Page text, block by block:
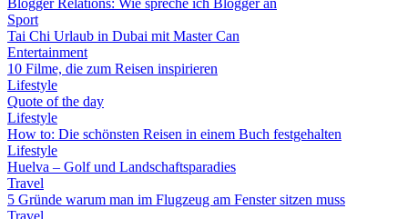
Blogger Relations: Wie spreche ich Blogger an
Sport
Tai Chi Urlaub in Dubai mit Master Can
Entertainment
10 Filme, die zum Reisen inspirieren
Lifestyle
Quote of the day
Lifestyle
How to: Die schönsten Reisen in einem Buch festgehalten
Lifestyle
Huelva – Golf und Landschaftsparadies
Travel
5 Gründe warum man im Flugzeug am Fenster sitzen muss
Travel